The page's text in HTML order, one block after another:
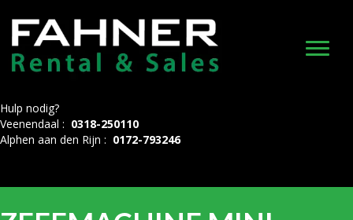
Hulp nodig?
Veenendaal : 0318-250110
Alphen aan den Rijn : 0172-793246